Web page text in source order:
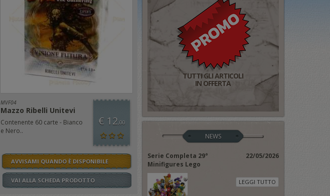
MVF04
Mazzo Ribelli Unitevi
Contenente 60 carte - Bianco
e Nero..
€ 12,00
AVVISAMI QUANDO È DISPONIBILE
VAI ALLA SCHEDA PRODOTTO
TUTTI GLI ARTICOLI
IN OFFERTA
NEWS
Serie Completa 29°
Minifigures Lego
22/05/2026
LEGGI TUTTO